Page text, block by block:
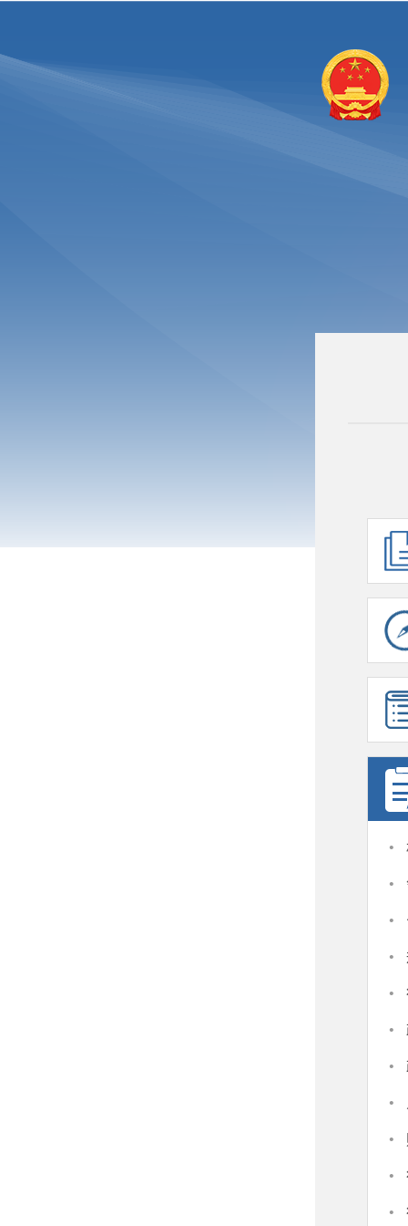
·
·
·
·
·
·
·
·
·
·
·